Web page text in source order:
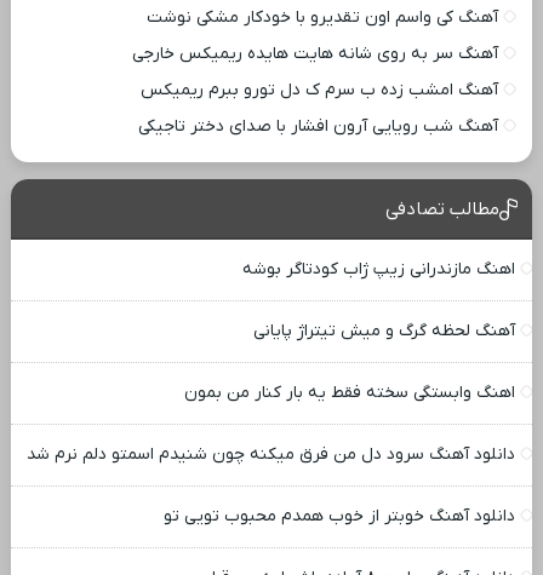
آهنگ کی واسم اون تقدیرو با خودکار مشکی نوشت
آهنگ سر به روی شانه هایت هایده ریمیکس خارجی
آهنگ امشب زده ب سرم ک دل تورو ببرم ریمیکس
آهنگ شب رویایی آرون افشار با صدای دختر تاجیکی
مطالب تصادفی
اهنگ مازندرانی زیپ ژاب کودتاگر بوشه
آهنگ لحظه گرگ و میش تیتراژ پایانی
اهنگ وابستگی سخته فقط یه بار کنار من بمون
دانلود آهنگ سرود دل من فرق میکنه چون شنیدم اسمتو دلم نرم شد
دانلود آهنگ خوبتر از خوب همدم محبوب تویی تو